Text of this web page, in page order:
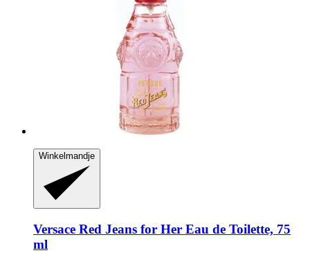
Winkelmandje
Versace Red Jeans for Her Eau de Toilette, 75
ml